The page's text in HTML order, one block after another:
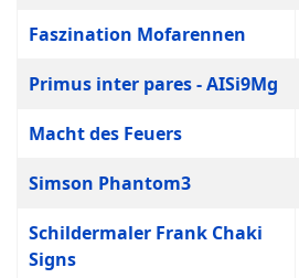
Faszination Mofarennen
Primus inter pares - AISi9Mg
Macht des Feuers
Simson Phantom3
Schildermaler Frank Chaki
Signs